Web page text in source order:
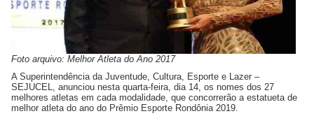
Foto arquivo: Melhor Atleta do Ano 2017
A Superintendência da Juventude, Cultura, Esporte e Lazer –
SEJUCEL, anunciou nesta quarta-feira, dia 14, os nomes dos 27
melhores atletas em cada modalidade, que concorrerão a estatueta de
melhor atleta do ano do Prêmio Esporte Rondônia 2019.